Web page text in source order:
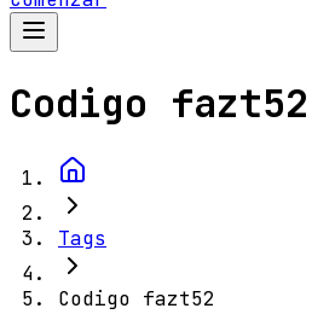
Codigo fazt52
Tags
Codigo fazt52